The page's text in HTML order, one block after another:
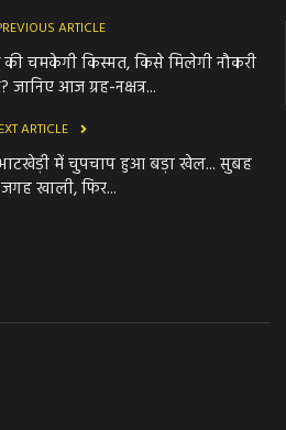
ARTICLE
चमकेगी किस्मत, किसे मिलेगी नौकरी
आज ग्रह-नक्षत्र...
ARTICLE
भाटखेड़ी में चुपचाप हुआ बड़ा खेल... सुबह
खाली, फिर...